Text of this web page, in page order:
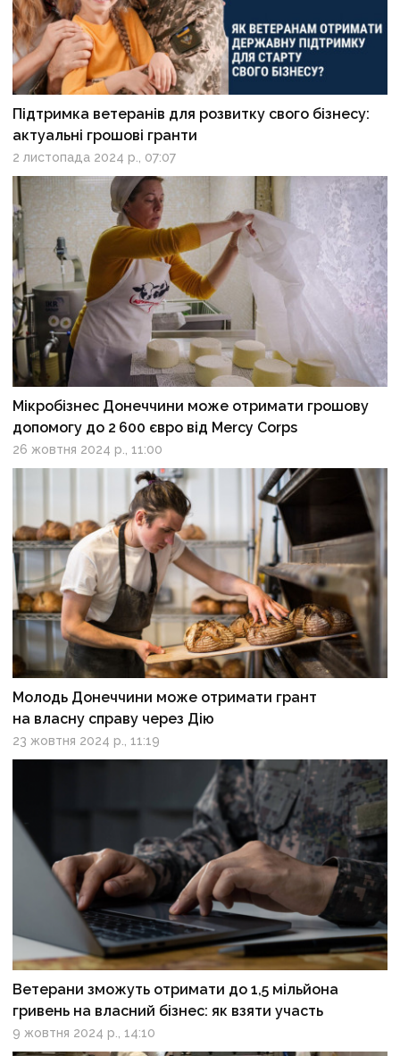
Підтримка ветеранів для розвитку свого бізнесу:
актуальні грошові гранти
2 листопада 2024 р., 07:07
Мікробізнес Донеччини може отримати грошову
допомогу до 2 600 євро від Mercy Corps
26 жовтня 2024 р., 11:00
Молодь Донеччини може отримати грант
на власну справу через Дію
23 жовтня 2024 р., 11:19
Ветерани зможуть отримати до 1,5 мільйона
гривень на власний бізнес: як взяти участь
9 жовтня 2024 р., 14:10